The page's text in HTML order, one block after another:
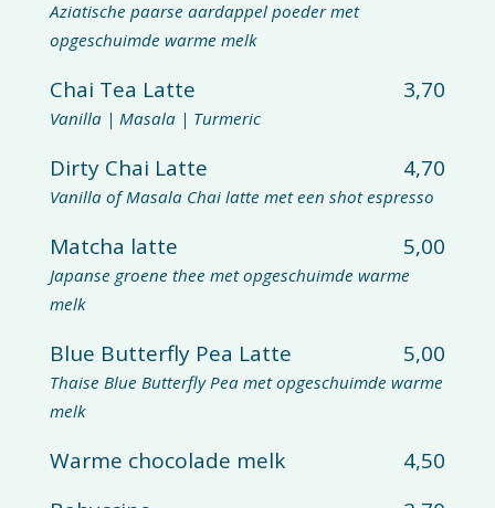
Aziatische paarse aardappel poeder met
opgeschuimde warme melk
Chai Tea Latte 3,70
Vanilla | Masala | Turmeric
Dirty Chai Latte 4,70
Vanilla of Masala Chai latte met een shot espresso
Matcha latte 5,00
Japanse groene thee met opgeschuimde warme
melk
Blue Butterfly Pea Latte 5,00
Thaise Blue Butterfly Pea met opgeschuimde warme
melk
Warme chocolade melk
4,50